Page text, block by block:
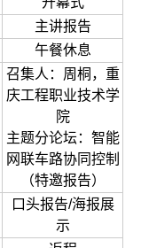
主讲报告
午餐休息
召集人：周桐，重
庆工程职业技术学
院
主题分论坛：智能
网联车路协同控制
（特邀报告）
口头报告/海报展
示